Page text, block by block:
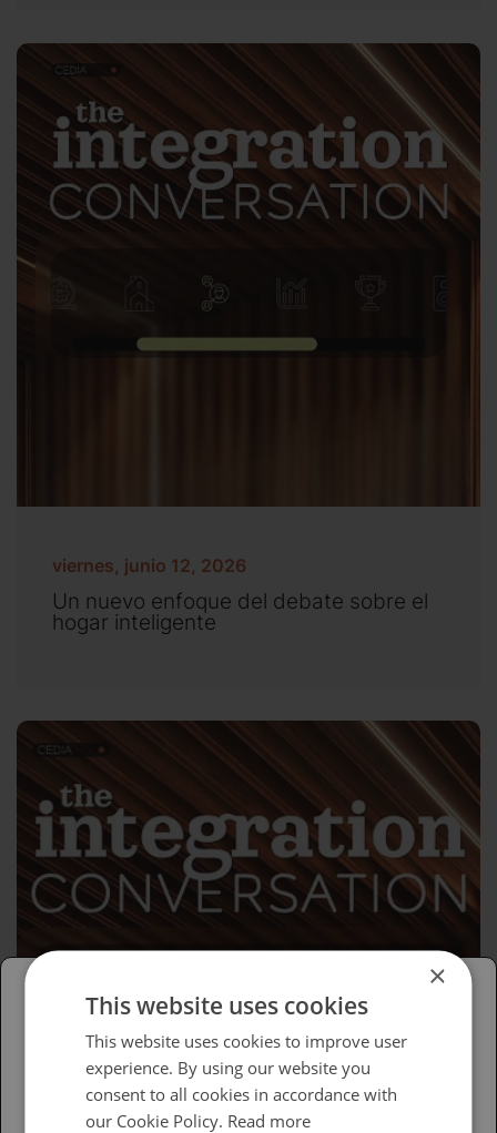
viernes, junio 12, 2026
Un nuevo enfoque del debate sobre el
hogar inteligente
Please select your region/language
British
USA
×
This website uses cookies
This website uses cookies to improve user
experience. By using our website you
consent to all cookies in accordance with
our Cookie Policy. Read more